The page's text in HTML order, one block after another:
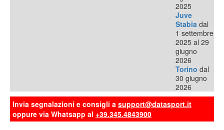
2025
Juve
Stabia dal
1 settembre
2025 al 29
giugno
2026
Torino dal
30 giugno
2026
Invia segnalazioni e consigli a support@datasport.it
oppure via Whatsapp al +39.345.4843900